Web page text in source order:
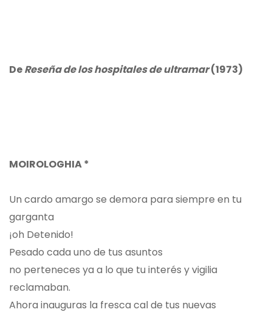
DeReseña de los hospitales de ultramar(1973)
MOIROLOGHIA *
Un cardo amargo se demora para siempre en tu
garganta
¡oh Detenido!
Pesado cada uno de tus asuntos
no perteneces ya a lo que tu interés y vigilia
reclamaban.
Ahora inauguras la fresca cal de tus nuevas